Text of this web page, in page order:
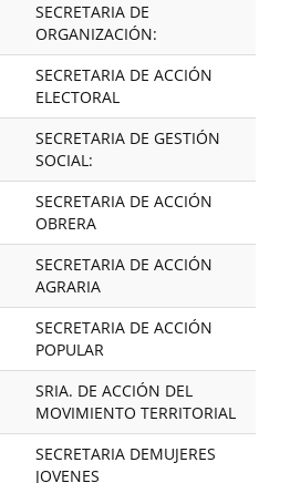
SECRETARIA DE
ORGANIZACIÓN:
SECRETARIA DE ACCIÓN
ELECTORAL
SECRETARIA DE GESTIÓN
SOCIAL:
SECRETARIA DE ACCIÓN
OBRERA
SECRETARIA DE ACCIÓN
AGRARIA
SECRETARIA DE ACCIÓN
POPULAR
SRIA. DE ACCIÓN DEL
MOVIMIENTO TERRITORIAL
SECRETARIA DEMUJERES
JOVENES